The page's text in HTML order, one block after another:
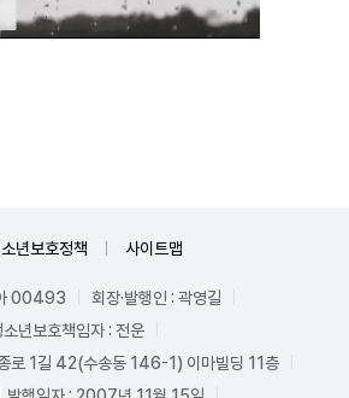
년보호정책 사이트맵
00493
회장·발행인 : 곽영길
소년보호책임자 : 전운
로 1길 42(수송동 146-1) 이마빌딩 11층